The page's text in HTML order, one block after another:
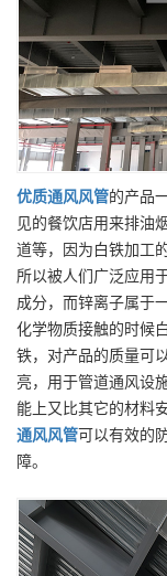
优质通风风管的产品
见的餐饮店用来排油
道等，因为白铁加工
所以被人们广泛应用
成分，而锌离子属于
化学物质接触的时候
铁，对产品的质量可
亮，用于管道通风设
能上又比其它的材料
通风风管可以有效的
障。